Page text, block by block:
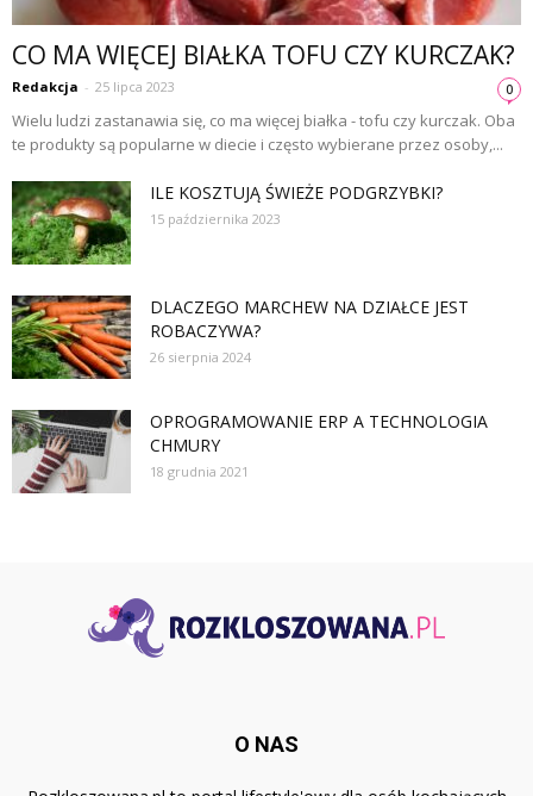
CO MA WIĘCEJ BIAŁKA TOFU CZY KURCZAK?
Redakcja - 25 lipca 2023 0
Wielu ludzi zastanawia się, co ma więcej białka - tofu czy kurczak. Oba
te produkty są popularne w diecie i często wybierane przez osoby,...
ILE KOSZTUJĄ ŚWIEŻE PODGRZYBKI?
15 października 2023
DLACZEGO MARCHEW NA DZIAŁCE JEST
ROBACZYWA?
26 sierpnia 2024
OPROGRAMOWANIE ERP A TECHNOLOGIA
CHMURY
18 grudnia 2021
O NAS